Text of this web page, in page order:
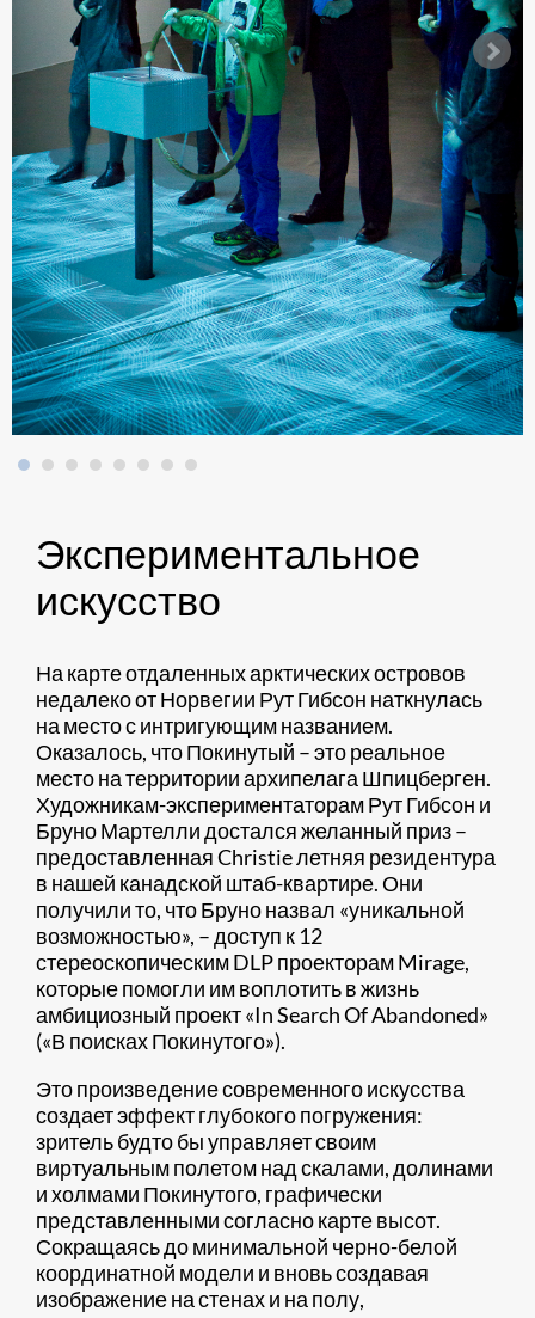
Экспериментальное
искусство
На карте отдаленных арктических островов
недалеко от Норвегии Рут Гибсон наткнулась
на место с интригующим названием.
Оказалось, что Покинутый – это реальное
место на территории архипелага Шпицберген.
Художникам-экспериментаторам Рут Гибсон и
Бруно Мартелли достался желанный приз –
предоставленная Christie летняя резидентура
в нашей канадской штаб-квартире. Они
получили то, что Бруно назвал «уникальной
возможностью», – доступ к 12
стереоскопическим DLP проекторам Mirage,
которые помогли им воплотить в жизнь
амбициозный проект «In Search Of Abandoned»
(«В поисках Покинутого»).
Это произведение современного искусства
создает эффект глубокого погружения:
зритель будто бы управляет своим
виртуальным полетом над скалами, долинами
и холмами Покинутого, графически
представленными согласно карте высот.
Сокращаясь до минимальной черно-белой
координатной модели и вновь создавая
изображение на стенах и на полу,